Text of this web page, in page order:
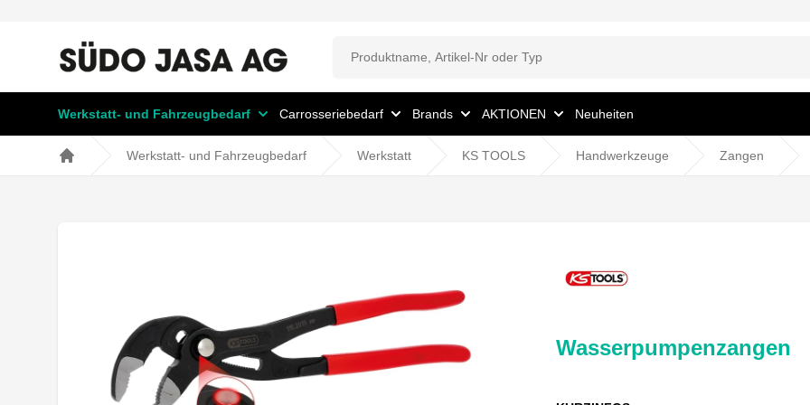
Werkstatt- und Fahrzeugbedarf Carrosseriebedarf Brands AKTIONEN Neuheiten
Werkstatt- und Fahrzeugbedarf Werkstatt KS TOOLS Handwerkzeuge Zangen
Wasserpumpenzangen